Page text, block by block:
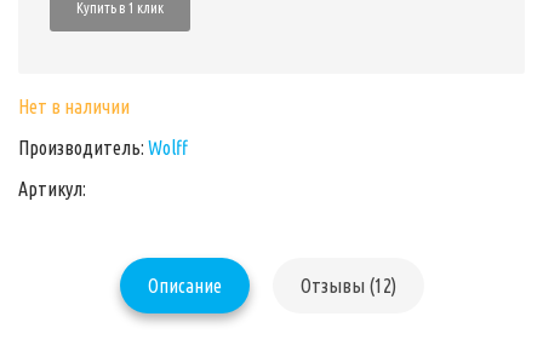
Купить в 1 клик
Нет в наличии
Производитель: Wolff
Артикул:
Описание Отзывы (12)